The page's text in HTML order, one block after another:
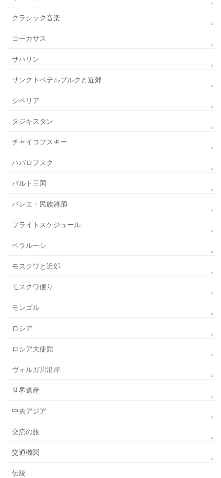
クラシック音楽
コーカサス
サハリン
サンクトペテルブルクと近郊
シベリア
タジキスタン
チャイコフスキー
ハバロフスク
バルト三国
バレエ・民族舞踊
フライトスケジュール
ベラルーシ
モスクワと近郊
モスクワ便り
モンゴル
ロシア
ロシア大使館
ヴォルガ川沿岸
世界遺産
中央アジア
交流の旅
交通機関
伝統